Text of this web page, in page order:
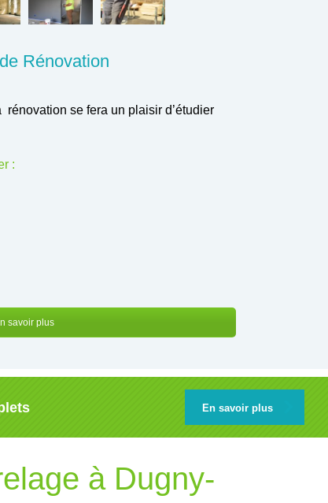
Rénovation
se fera un plaisir d’étudier
:
savoir plus
En savoir plus
à Dugny-